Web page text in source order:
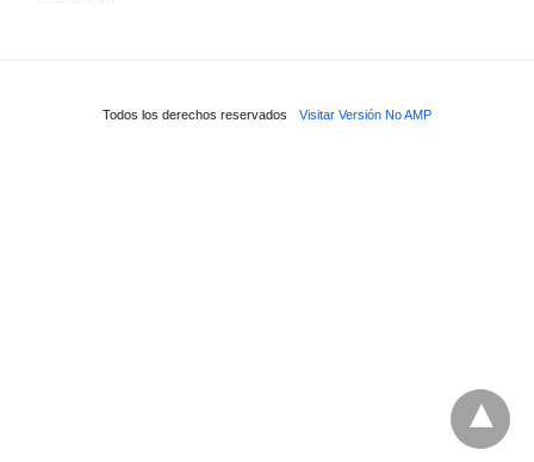
Todos los derechos reservados Visitar Versión No AMP